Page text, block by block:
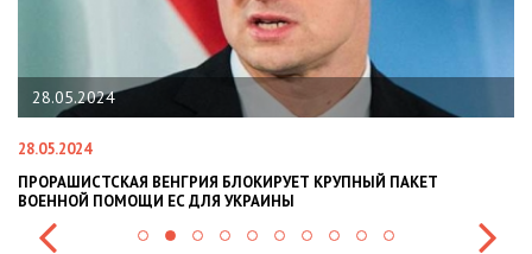
КРУПНЫЙ ПАКЕТ
22.01.2024
НАЦПОЛІЦІЯ ЛЯКАЄ ГРОМАДЯН
СИТУАЦІЇ В РАЗІ МОБІЛІЗАЦІЇ